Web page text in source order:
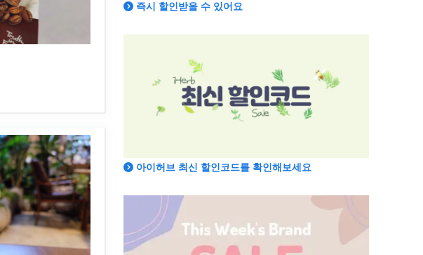
즉시 할인받을 수 있어요
아이허브 최신 할인코드를 확인해보세요